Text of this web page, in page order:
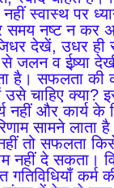
नहीं स्वास्थ पर
समय नष्ट न कर
देखें, उधर ही
जलन व ईष्र्या
है। सफलता की
उसे चाहिए क्या?
नहीं और कार्य के
सामने लाता
तो सफलता
नहीं दे सकता।
गतिविधियाँ